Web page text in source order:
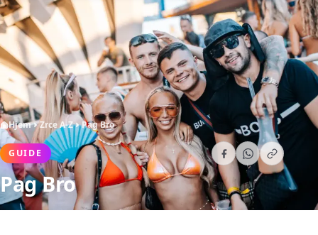
Vælg rejsedatoer…
GÆSTER
2 OK
Hjem Zrce A-Z Pag Bro
GUIDE
Pag Bro